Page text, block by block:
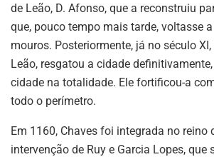
de Leão, D. Afonso, que a reconstruiu
que, pouco tempo mais tarde, voltasse
mouros. Posteriormente, já no século XI,
Leão, resgatou a cidade
cidade na totalidade. Ele fortificou-a
todo o perímetro.
Em 1160, Chaves foi integrada no reino
intervenção de Ruy e Garcia Lopes, que